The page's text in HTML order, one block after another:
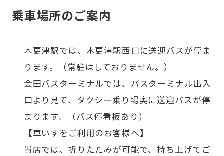
乗車場所のご案内
木更津駅では、木更津駅西口に送迎バスが停ま
ります。（常駐はしておりません。）
金田バスターミナルでは、バスターミナル出入
口より見て、タクシー乗り場奥に送迎バスが停
まります。（バス停看板あり）
【車いすをご利用のお客様へ】
当店では、折りたたみが可能で、持ち上げてご